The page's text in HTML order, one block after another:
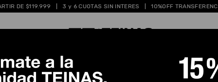
$119.999 | 3 y 6 CUOTAS SIN INTERES | 10%OFF TRANSFERENCIA |
Inicio . HOMBRE .